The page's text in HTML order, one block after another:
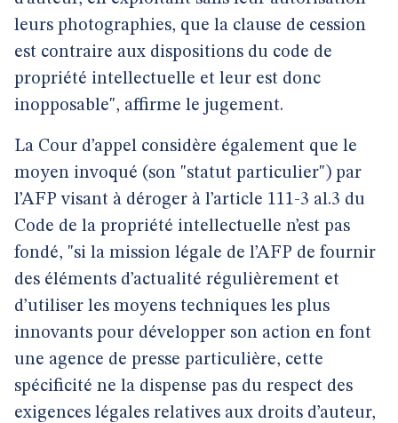
leurs photographies, que la clause de cession
est contraire aux dispositions du code de
propriété intellectuelle et leur est donc
inopposable", affirme le jugement.
La Cour d’appel considère également que le
moyen invoqué (son "statut particulier") par
l’AFP visant à déroger à l’article 111-3 al.3 du
Code de la propriété intellectuelle n’est pas
fondé, "si la mission légale de l’AFP de fournir
des éléments d’actualité régulièrement et
d’utiliser les moyens techniques les plus
innovants pour développer son action en font
une agence de presse particulière, cette
spécificité ne la dispense pas du respect des
exigences légales relatives aux droits d’auteur,